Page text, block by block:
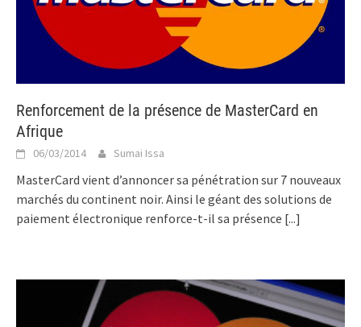
Renforcement de la présence de MasterCard en
Afrique
06/03/2014 Sumai Issa
MasterCard vient d’annoncer sa pénétration sur 7 nouveaux
marchés du continent noir. Ainsi le géant des solutions de
paiement électronique renforce-t-il sa présence [...]